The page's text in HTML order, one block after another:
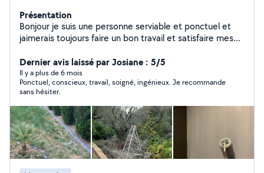
Présentation
Bonjour je suis une personne serviable et ponctuel et
jaimerais toujours faire un bon travail et satisfaire mes
Dernier avis laissé par Josiane : 5/5
Il y a plus de 6 mois
Ponctuel, conscieux, travail, soigné, ingénieux. Je recommande
sans hésiter.